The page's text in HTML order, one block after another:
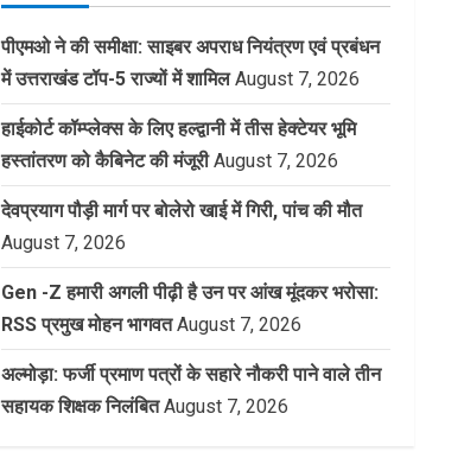
पीएमओ ने की समीक्षा: साइबर अपराध नियंत्रण एवं प्रबंधन
में उत्तराखंड टॉप-5 राज्यों में शामिल August 7, 2026
हाईकोर्ट कॉम्प्लेक्स के लिए हल्द्वानी में तीस हेक्टेयर भूमि
हस्तांतरण को कैबिनेट की मंजूरी August 7, 2026
देवप्रयाग पौड़ी मार्ग पर बोलेरो खाई में गिरी, पांच की मौत
August 7, 2026
Gen -Z हमारी अगली पीढ़ी है उन पर आंख मूंदकर भरोसा:
RSS प्रमुख मोहन भागवत August 7, 2026
अल्मोड़ा: फर्जी प्रमाण पत्रों के सहारे नौकरी पाने वाले तीन
सहायक शिक्षक निलंबित August 7, 2026